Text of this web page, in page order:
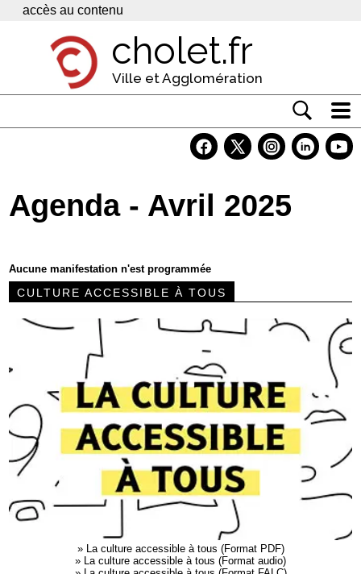
Panneau de gestion des cookies
accès au contenu
cholet.fr
Ville et Agglomération
Economie
Contacts
Agenda - Avril 2025
Aucune manifestation n'est programmée
CULTURE ACCESSIBLE À TOUS
»
La culture accessible à tous (Format PDF)
»
La culture accessible à tous (Format audio)